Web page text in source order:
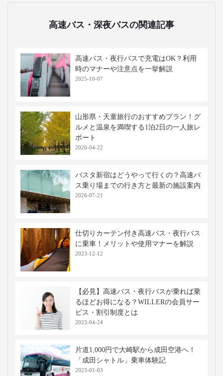
高速バス・深夜バスの関連記事
高速バス・夜行バスで充電はOK？利用
時のマナーや注意点を一挙解説
2025-10-07
山形県・天童旅行のおすすめプラン！グ
ルメと温泉を満喫する1泊2日の一人旅レ
ポート
2020-04-22
バスタ新宿はどうやって行くの？高速バ
ス乗り場までの行き方と最新の施設案内
2026-07-21
仕切りカーテン付き高速バス・夜行バス
に乗車！メリットや使用マナーを解説
2023-12-12
【必見】高速バス・夜行バスが乗れば乗
るほどお得になる？WILLERの会員サー
ビス・割引制度とは
2023-04-24
片道1,000円で大崎駅から成田空港へ！
「成田シャトル」乗車体験記
2023-01-03